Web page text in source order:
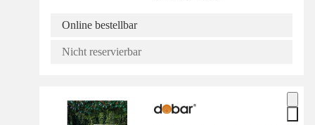
Online bestellbar
Nicht reservierbar